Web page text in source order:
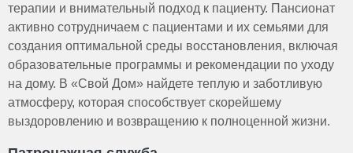
терапии и внимательный подход к пациенту. Пансионат
активно сотрудничаем с пациентами и их семьями для
создания оптимальной среды восстановления, включая
образовательные программы и рекомендации по уходу
на дому. В «Свой Дом» найдете теплую и заботливую
атмосферу, которая способствует скорейшему
выздоровлению и возвращению к полноценной жизни.